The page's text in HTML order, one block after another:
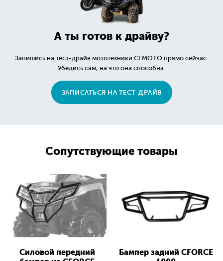
А ты готов к драйву?
Запишись на тест-драйв мототехники CFMOTO прямо сейчас.
Убедись сам, на что она способна.
ЗАПИСАТЬСЯ НА ТЕСТ-ДРАЙВ
Сопутствующие товары
Силовой передний
Бампер задний CFORCE